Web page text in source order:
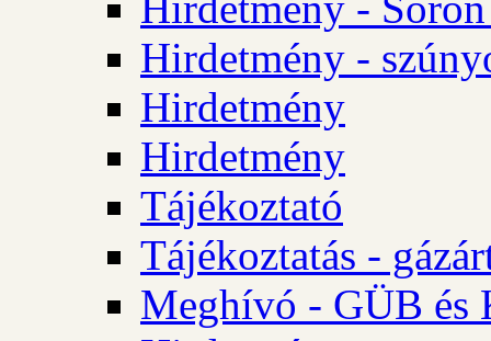
Hirdetmény -
Hirdetmény
Hirdetmény
Tájékoztató
Tájékoztatás -
Meghívó - GÜB és